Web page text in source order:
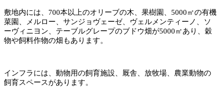
敷地内には、700本以上のオリーブの木、果樹園、5000㎡の有機
菜園、メルロー、サンジョヴェーゼ、ヴェルメンティーノ、ソ
ーヴィニヨン、テーブルグレープのブドウ畑が5000㎡あり、穀
物や飼料作物の畑もあります。
インフラには、動物用の飼育施設、厩舎、放牧場、農業動物の
飼育スペースがあります。